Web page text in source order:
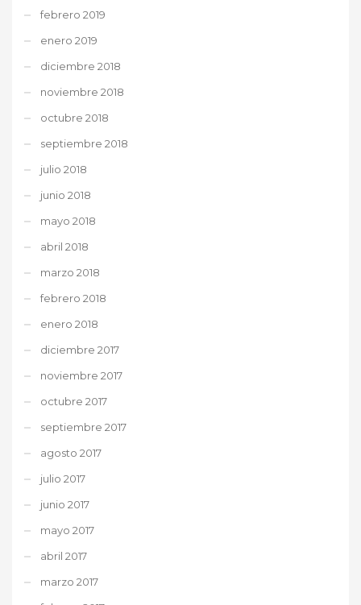
febrero 2019
enero 2019
diciembre 2018
noviembre 2018
octubre 2018
septiembre 2018
julio 2018
junio 2018
mayo 2018
abril 2018
marzo 2018
febrero 2018
enero 2018
diciembre 2017
noviembre 2017
octubre 2017
septiembre 2017
agosto 2017
julio 2017
junio 2017
mayo 2017
abril 2017
marzo 2017